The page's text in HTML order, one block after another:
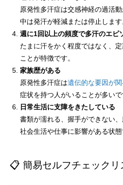
原発性多汗症は交感神経の過活
中は発汗が軽減または停止します
週に1回以上の頻度で多汗のエピ
たまに汗をかく程度ではなく、
ことが特徴です。
家族歴がある
原発性多汗症は遺伝的な要因が
症状を持つ人がいることが多いで
日常生活に支障をきたしている
書類が濡れる、握手ができない、
社会生活や仕事に影響がある状態
📋 簡易セルフチェックリ